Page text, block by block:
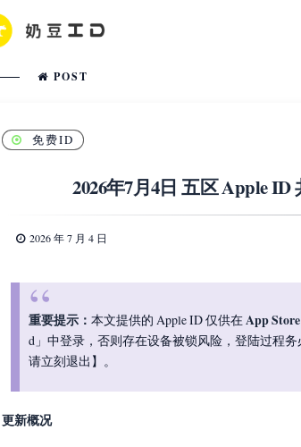
POST
免费ID
2026年7月4日 五区 Apple
2026 年 7 月 4 日
重要提示： 本文提供的 Apple ID 仅供在App Store
d」中登录，否则存在设备被锁风险，登陆过程
请立刻退出】。
更新概况